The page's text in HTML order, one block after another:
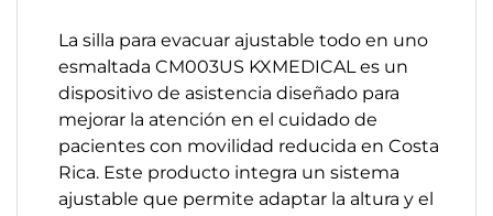
La silla para evacuar ajustable todo en uno
esmaltada CM003US KXMEDICAL es un
dispositivo de asistencia diseñado para
mejorar la atención en el cuidado de
pacientes con movilidad reducida en Costa
Rica. Este producto integra un sistema
ajustable que permite adaptar la altura y el